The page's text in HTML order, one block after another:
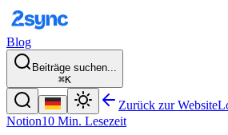
Blog
Beiträge suchen...
⌘K
Zurück zur Website
Notion10 Min. Lesezeit